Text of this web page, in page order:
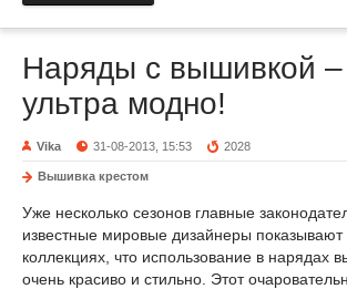
Наряды с вышивкой –
ультра модно!
Vika 31-08-2013, 15:53 2028
Вышивка крестом
Уже несколько сезонов главные
известные мировые дизайнеры показывают
коллекциях, что использование в нарядах
очень красиво и стильно. Этот